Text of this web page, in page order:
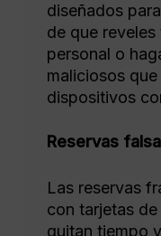
diseñados
de que
personal o
maliciosos
dispositivos
Reservas
Las reservas
con tarjetas
quitan tiempo